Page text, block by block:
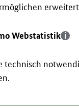
Webstatistik
technisch